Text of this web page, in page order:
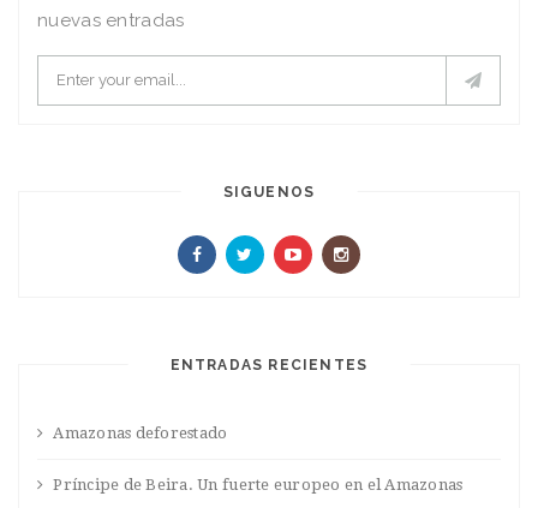
nuevas entradas
SIGUENOS
ENTRADAS RECIENTES
Amazonas deforestado
Príncipe de Beira. Un fuerte europeo en el Amazonas